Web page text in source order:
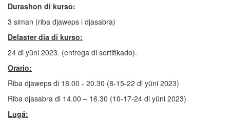
Durashon di kurso:
3 siman (riba djaweps i djasabra)
Delaster dia di kurso:
24 di yüni 2023. (entrega di sertifikado).
Orario:
Riba djaweps di 18.00 - 20.30 (8-15-22 di yüni 2023)
Riba djasabra di 14.00 – 16.30 (10-17-24 di yüni 2023)
Lugá: